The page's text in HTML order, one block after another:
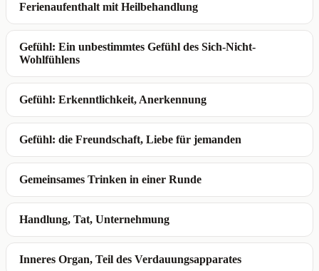
Ferienaufenthalt mit Heilbehandlung
Gefühl: Ein unbestimmtes Gefühl des Sich-Nicht-
Wohlfühlens
Gefühl: Erkenntlichkeit, Anerkennung
Gefühl: die Freundschaft, Liebe für jemanden
Gemeinsames Trinken in einer Runde
Handlung, Tat, Unternehmung
Inneres Organ, Teil des Verdauungsapparates